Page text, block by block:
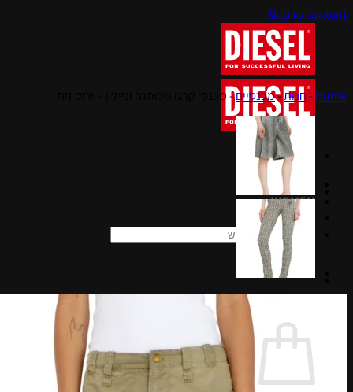
Skip to content
WOMEN
KIDS
חיפוש עבור:
Home
-חנות-מכנסיים-מכנסי קרגו מכותנה וניילון – ירוק זית